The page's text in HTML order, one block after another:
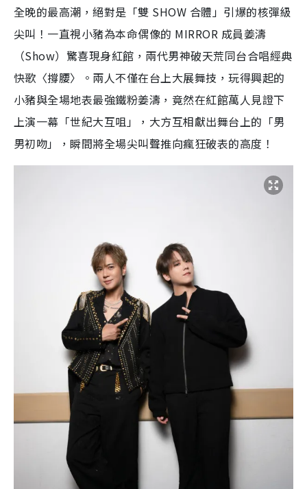
全晚的最高潮，絕對是「雙 SHOW 合體」引爆的核彈級
尖叫！一直視小豬為本命偶像的 MIRROR 成員姜濤
（Show）驚喜現身紅館，兩代男神破天荒同台合唱經典
快歌〈撐腰〉。兩人不僅在台上大展舞技，玩得興起的
小豬與全場地表最強鐵粉姜濤，竟然在紅館萬人見證下
上演一幕「世紀大互咀」，大方互相獻出舞台上的「男
男初吻」，瞬間將全場尖叫聲推向瘋狂破表的高度！